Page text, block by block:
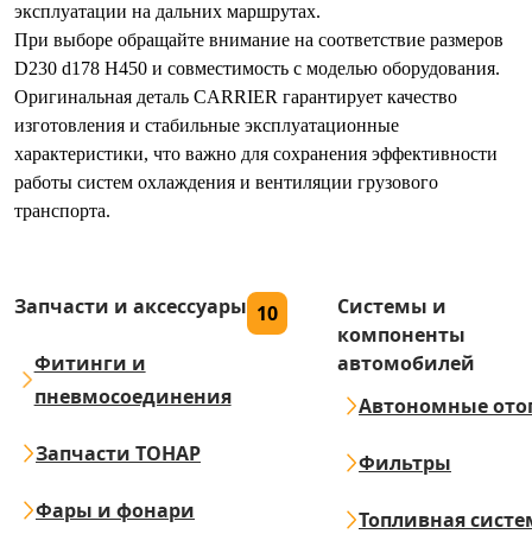
эксплуатации на дальних маршрутах.
При выборе обращайте внимание на соответствие размеров
D230 d178 H450 и совместимость с моделью оборудования.
Оригинальная деталь CARRIER гарантирует качество
изготовления и стабильные эксплуатационные
характеристики, что важно для сохранения эффективности
работы систем охлаждения и вентиляции грузового
транспорта.
Запчасти и аксессуары 10
Фитинги и
пневмосоединения
Запчасти ТОНАР
Фары и фонари
Системы и
компоненты
автомобилей
Автономные
Фильтры
Топливная